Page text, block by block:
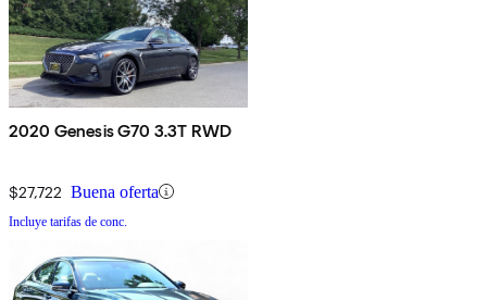
2020 Genesis G70 3.3T RWD
$27,722 Buena oferta
Incluye tarifas de conc.